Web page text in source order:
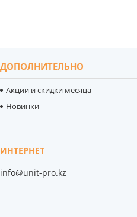
ДОПОЛНИТЕЛЬНО
Акции и скидки месяца
Новинки
info@unit-pro.kz